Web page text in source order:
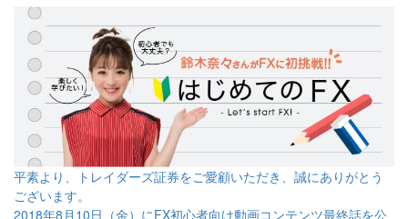
平素より、トレイダーズ証券をご愛顧いただき、誠にありがとう
ございます。
2018年8月10日（金）にFX初心者向け動画コンテンツ最終話を公